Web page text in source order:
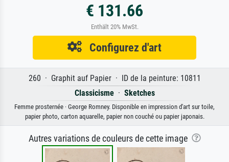
€ 131.66
Enthält 20% MwSt.
Configurez d'art
260 · Graphit auf Papier · ID de la peinture: 10811
Classicisme· Sketches
Femme prosternée · George Romney. Disponible en impression d'art sur toile,
papier photo, carton aquarelle, papier non couché ou papier japonais.
Autres variations de couleurs de cette image